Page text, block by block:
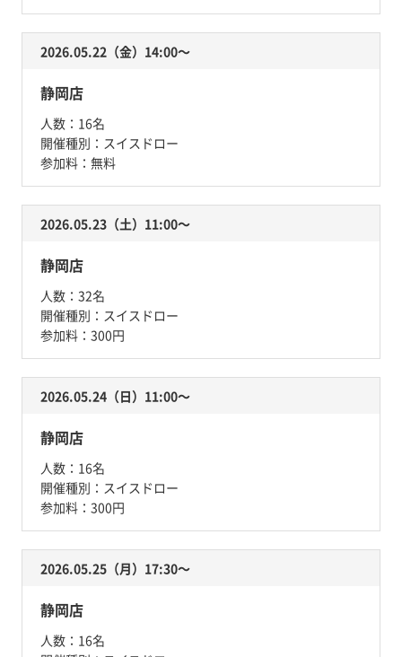
2026.05.22（金）14:00〜
静岡店
人数： 16名
開催種別： スイスドロー
参加料： 無料
2026.05.23（土）11:00〜
静岡店
人数： 32名
開催種別： スイスドロー
参加料： 300円
2026.05.24（日）11:00〜
静岡店
人数： 16名
開催種別： スイスドロー
参加料： 300円
2026.05.25（月）17:30〜
静岡店
人数： 16名